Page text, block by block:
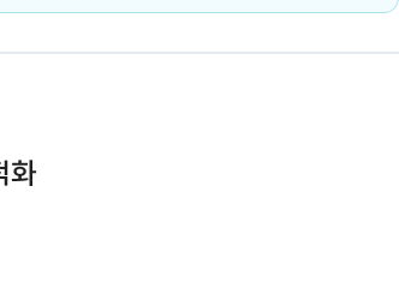
화